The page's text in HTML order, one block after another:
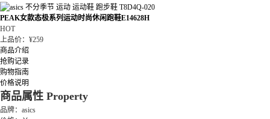
PEAK女款态极系列运动时尚休闲跑鞋E14628H
HOT
上品价：¥259
商品介绍
抢购记录
购物指南
价格说明
商品属性 Property
品牌：asics